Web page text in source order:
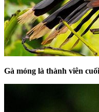
Gà móng là thành viên